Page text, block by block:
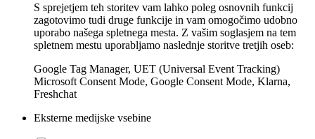
S sprejetjem teh storitev vam lahko poleg osnovnih funkcij
zagotovimo tudi druge funkcije in vam omogočimo udobno
uporabo našega spletnega mesta. Z vašim soglasjem na tem
spletnem mestu uporabljamo naslednje storitve tretjih oseb:
Google Tag Manager, UET (Universal Event Tracking)
Microsoft Consent Mode, Google Consent Mode, Klarna,
Freshchat
Eksterne medijske vsebine